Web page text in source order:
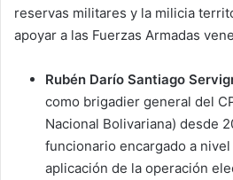
reservas militares y la milicia
apoyar a las Fuerzas Armadas
Rubén Darío Santiago
como brigadier general del
Nacional Bolivariana) desde
funcionario encargado a
aplicación de la operación